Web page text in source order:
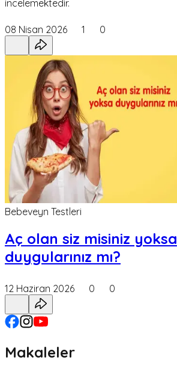
incelemektedir.
08 Nisan 2026 1 0
Bebeveyn Testleri
Aç olan siz misiniz yoksa
duygularınız mı?
12 Haziran 2026 0 0
Makaleler